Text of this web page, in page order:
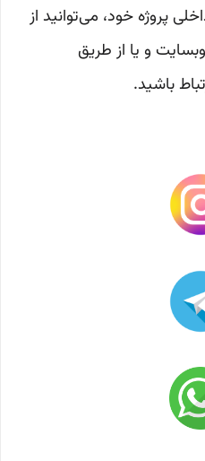
پروژه خود، می‌توانید از
و یا از طریق
باشید.